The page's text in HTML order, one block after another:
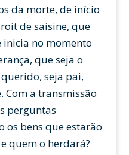
da morte, de início
de saisine, que
inicia no momento
que seja o
seja pai,
Com a transmissão
perguntas
os bens que estarão
quem o herdará?